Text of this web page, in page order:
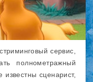
сервис,
полнометражный
сценарист,